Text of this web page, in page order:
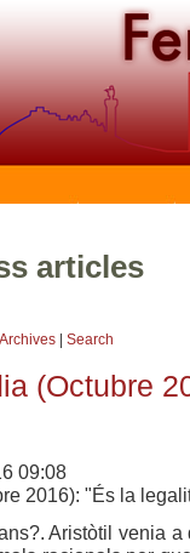
articles
Archives| Search
(Octubre
09:08
Aristòtil venia